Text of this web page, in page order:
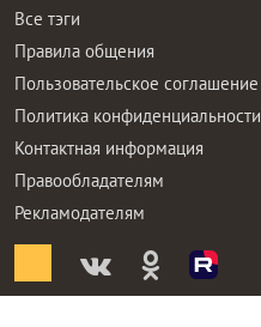
Все тэги
Правила общения
Пользовательское соглашение
Политика конфиденциальности
Контактная информация
Правообладателям
Рекламодателям